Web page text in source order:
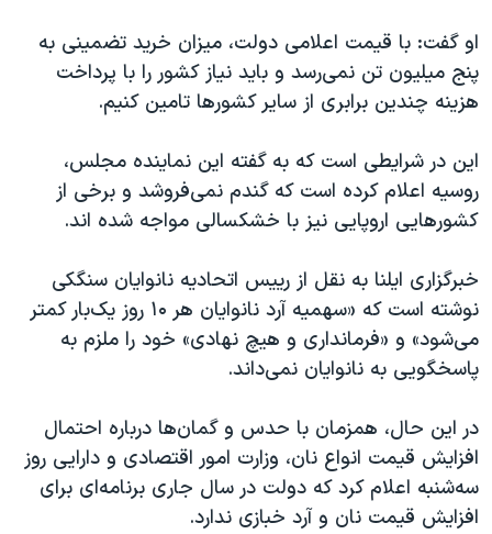
او گفت: با قیمت اعلامی دولت، میزان خرید تضمینی به
پنج میلیون تن نمی‌رسد و باید نیاز کشور را با پرداخت
هزینه چندین برابری از سایر کشورها تامین کنیم.
این در شرایطی است که به گفته این نماینده مجلس،
روسیه اعلام کرده است که گندم نمی‌فروشد و برخی از
کشورهایی اروپایی نیز با خشکسالی مواجه شده اند.
خبرگزاری ایلنا به نقل از رییس اتحادیه نانوایان سنگکی
نوشته است که «سهمیه آرد نانوایان هر ۱۰ روز یک‌بار کمتر
می‌شود» و «فرمانداری و هیچ نهادی» خود را ملزم به
پاسخگویی به نانوایان نمی‌داند.
در این حال، همزمان با حدس و گمان‌ها درباره احتمال
افزایش قیمت انواع نان، وزارت امور اقتصادی و دارایی روز
سه‌شنبه اعلام کرد که دولت در سال جاری برنامه‌ای برای
افزایش قیمت نان و آرد خبازی ندارد.